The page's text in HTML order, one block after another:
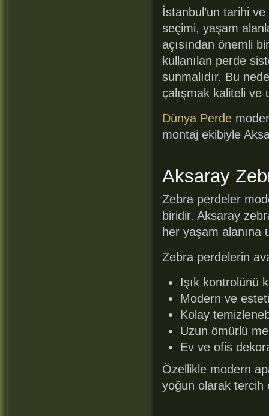
İstanbul’un tarihi
seçimi, yaşam
açısından önemli
kullanılan perde
sunmalıdır. Bu
çalışmak kaliteli ve
Dünya Perde
montaj ekibiyle
Aksaray
Zebra perdeler
biridir. Aksaray
her yaşam alanına
Zebra perdelerin
Işık kontrolünü
Modern ve
Kolay
Uzun ömürlü
Ev ve ofis
Özellikle modern
yoğun olarak tercih